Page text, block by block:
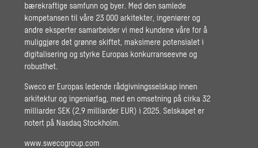
bærekraftige samfunn og byer. Med den samlede
kompetansen til våre 23 000 arkitekter, ingeniører og
andre eksperter samarbeider vi med kundene våre for å
muliggjøre det grønne skiftet, maksimere potensialet i
digitalisering og styrke Europas konkurranseevne og
robusthet.
Sweco er Europas ledende rådgivningsselskap innen
arkitektur og ingeniørfag, med en omsetning på cirka 32
milliarder SEK (2,9 milliarder EUR) i 2025. Selskapet er
notert på Nasdaq Stockholm.
www.swecogroup.com